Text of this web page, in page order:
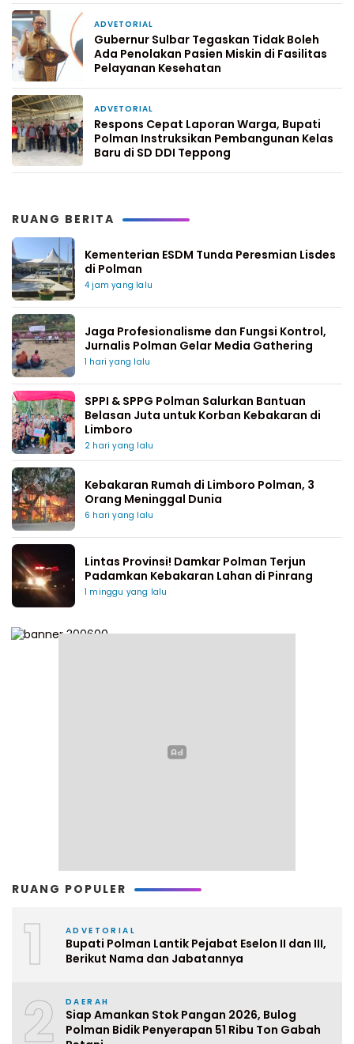
ADVETORIAL
Gubernur Sulbar Tegaskan Tidak Boleh
Ada Penolakan Pasien Miskin di Fasilitas
Pelayanan Kesehatan
ADVETORIAL
Respons Cepat Laporan Warga, Bupati
Polman Instruksikan Pembangunan Kelas
Baru di SD DDI Teppong
RUANG BERITA
Kementerian ESDM Tunda Peresmian Lisdes
di Polman
4 jam yang lalu
Jaga Profesionalisme dan Fungsi Kontrol,
Jurnalis Polman Gelar Media Gathering
1 hari yang lalu
SPPI & SPPG Polman Salurkan Bantuan
Belasan Juta untuk Korban Kebakaran di
Limboro
2 hari yang lalu
Kebakaran Rumah di Limboro Polman, 3
Orang Meninggal Dunia
6 hari yang lalu
Lintas Provinsi! Damkar Polman Terjun
Padamkan Kebakaran Lahan di Pinrang
1 minggu yang lalu
RUANG POPULER
1 ADVETORIAL
Bupati Polman Lantik Pejabat Eselon II dan III,
Berikut Nama dan Jabatannya
2 DAERAH
Siap Amankan Stok Pangan 2026, Bulog
Polman Bidik Penyerapan 51 Ribu Ton Gabah